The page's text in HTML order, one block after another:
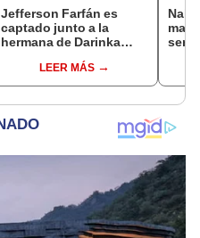
Jefferson Farfán es
captado junto a la
hermana de Darinka
Kanashiro trabajaba: “Él
tiene sus…”
LEER MÁS